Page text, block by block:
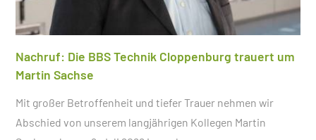
Nachruf: Die BBS Technik Cloppenburg trauert um
Martin Sachse
Mit großer Betroffenheit und tiefer Trauer nehmen wir
Abschied von unserem langjährigen Kollegen Martin